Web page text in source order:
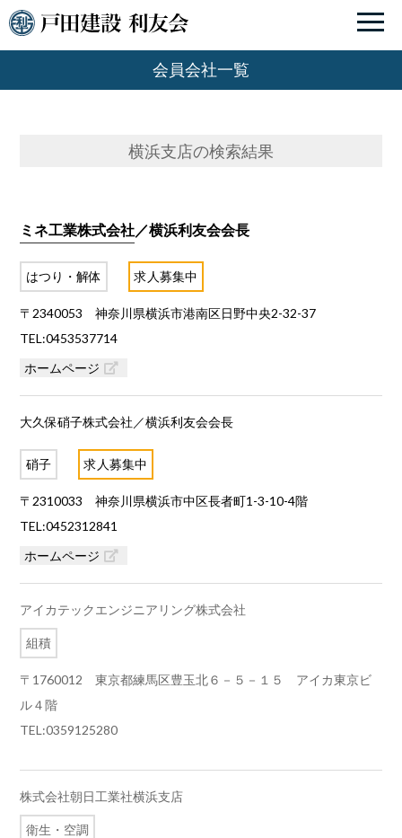
会員会社一覧
横浜支店の検索結果
ミネ工業株式会社／横浜利友会会長
はつり・解体 求人募集中
〒2340053 神奈川県横浜市港南区日野中央2-32-37
TEL:0453537714
ホームページ
大久保硝子株式会社 ／横浜利友会会長
硝子 求人募集中
〒2310033 神奈川県横浜市中区長者町1-3-10-4階
TEL:0452312841
ホームページ
アイカテックエンジニアリング株式会社
組積
〒1760012 東京都練馬区豊玉北６－５－１５ アイカ東京ビ
ル４階
TEL:0359125280
株式会社朝日工業社横浜支店
衛生・空調